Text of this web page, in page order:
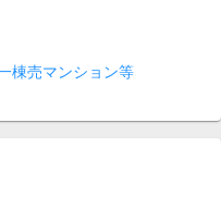
棟売マンション等